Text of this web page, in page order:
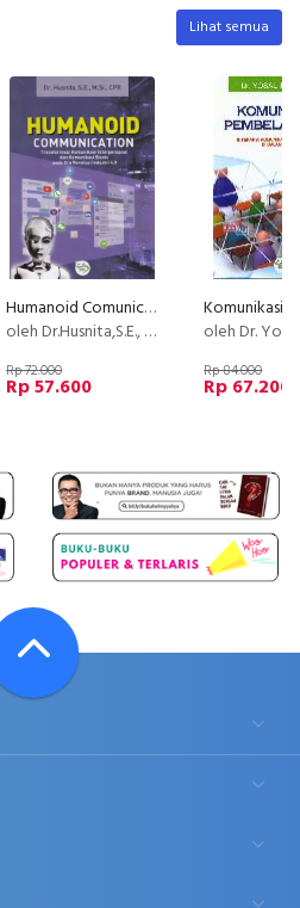
Lihat semua
Humanoid Comunication
oleh Dr.Husnita,S.E., M.Si., CPR
Rp 72.000
Rp 57.600
oleh Dr. Yosal
Rp 84.000
Rp 67.200